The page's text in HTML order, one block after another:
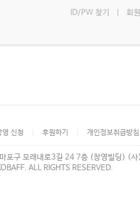
ID/PW 찾기 회
영 신청 후원하기 개인정보취급방침
포구 모래내로3길 24 7층 (창영빌딩) (
ALL RIGHTS RESERVED.